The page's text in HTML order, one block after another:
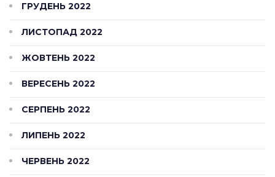
ГРУДЕНЬ 2022
ЛИСТОПАД 2022
ЖОВТЕНЬ 2022
ВЕРЕСЕНЬ 2022
СЕРПЕНЬ 2022
ЛИПЕНЬ 2022
ЧЕРВЕНЬ 2022